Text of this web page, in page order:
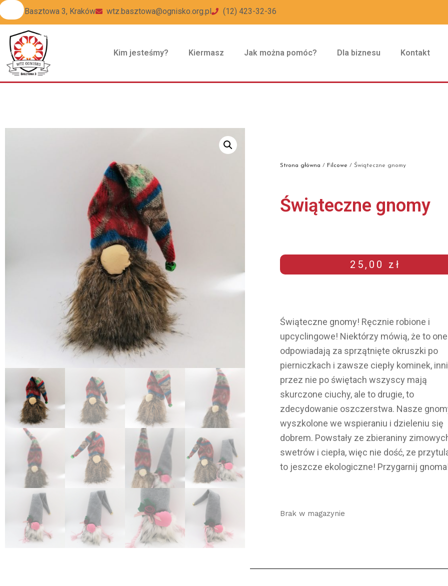
ul Basztowa 3, Kraków wtz.basztowa@ognisko.org.pl (12) 423-32-36
Kim jesteśmy? Kiermasz Jak można pomóc? Dla biznesu Kontakt
Strona główna / Filcowe / Świąteczne gnomy
Świąteczne gnomy
25,00 zł
Świąteczne gnomy! Ręcznie robione i
upcyclingowe! Niektórzy mówią, że to one
odpowiadają za sprzątnięte okruszki po
pierniczkach i zawsze ciepły kominek,
przez nie po świętach wszyscy mają
skurczone ciuchy, ale to drugie, to
zdecydowanie oszczerstwa. Nasze
wyszkolone we wspieraniu i dzieleniu się
dobrem. Powstały ze zbieraniny
swetrów i ciepła, więc nie dość, ze
to jeszcze ekologiczne! Przygarnij
Brak w magazynie